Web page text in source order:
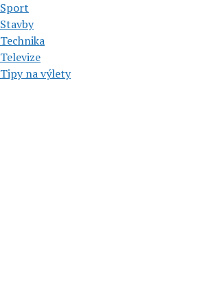
Sport
Stavby
Technika
Televize
Tipy na výlety